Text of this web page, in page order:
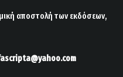
αποστολή των εκδόσεων,